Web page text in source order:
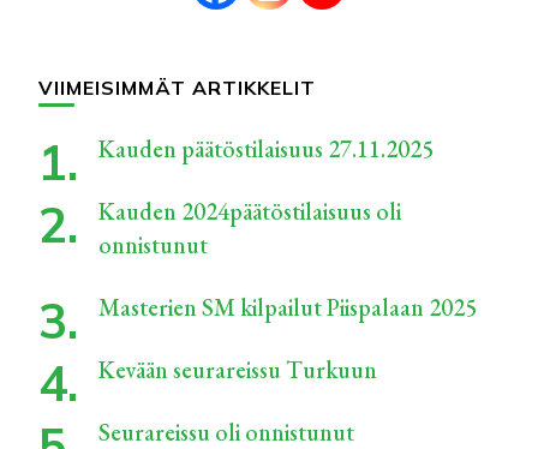
VIIMEISIMMÄT ARTIKKELIT
Kauden päätöstilaisuus 27.11.2025
Kauden 2024päätöstilaisuus oli
onnistunut
Masterien SM kilpailut Piispalaan 2025
Kevään seurareissu Turkuun
Seurareissu oli onnistunut